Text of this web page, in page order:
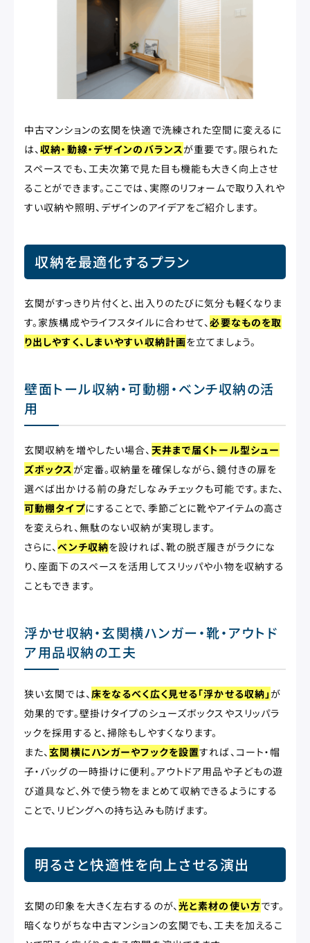
中古マンションの玄関を快適で洗練された空間に変えるに
は、収納・動線・デザインのバランスが重要です。限られた
スペースでも、工夫次第で見た目も機能も大きく向上させ
ることができます。ここでは、実際のリフォームで取り入れや
すい収納や照明、デザインのアイデアをご紹介します。
収納を最適化するプラン
玄関がすっきり片付くと、出入りのたびに気分も軽くなりま
す。家族構成やライフスタイルに合わせて、必要なものを取
り出しやすく、しまいやすい収納計画を立てましょう。
壁面トール収納・可動棚・ベンチ収納の活
用
玄関収納を増やしたい場合、 天井まで届くトール型シュー
ズボックス が定番。収納量を確保しながら、鏡付きの扉を
選べば出かける前の身だしなみチェックも可能です。また、
可動棚タイプにすることで、季節ごとに靴やアイテムの高さ
を変えられ、無駄のない収納が実現します。
さらに、ベンチ収納を設ければ、靴の脱ぎ履きがラクにな
り、座面下のスペースを活用してスリッパや小物を収納する
こともできます。
浮かせ収納・玄関横ハンガー・靴・アウトド
ア用品収納の工夫
狭い玄関では、床をなるべく広く見せる「浮かせる収納」 が
効果的です。壁掛けタイプのシューズボックスやスリッパラ
ックを採用すると、掃除もしやすくなります。
また、玄関横にハンガーやフックを設置すれば、コート・帽
子・バッグの一時掛けに便利。アウトドア用品や子どもの遊
び道具など、外で使う物をまとめて収納できるようにする
ことで、リビングへの持ち込みも防げます。
明るさと快適性を向上させる演出
玄関の印象を大きく左右するのが、光と素材の使い方です。
暗くなりがちな中古マンションの玄関でも、工夫を加えるこ